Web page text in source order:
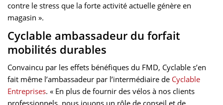
contre le stress que la forte activité actuelle génère en
magasin ».
Cyclable ambassadeur du forfait
mobilités durables
Convaincu par les effets bénéfiques du FMD, Cyclable s’en
fait même l’ambassadeur par l’intermédiaire de Cyclable
Entreprises. « En plus de fournir des vélos à nos clients